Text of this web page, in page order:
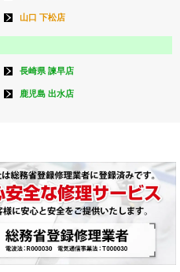
山口 下松店
長崎県 諫早店
鹿児島 出水店